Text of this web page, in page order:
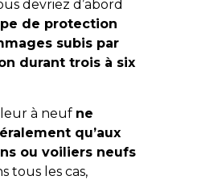
devriez d’abord
de protection
subis par
durant trois à six
à neuf ne
qu’aux
ou voiliers neufs
tous les cas,